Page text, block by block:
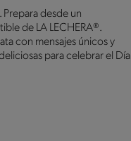
desde un
de LA LECHERA®.
con mensajes únicos y
para celebrar el Día